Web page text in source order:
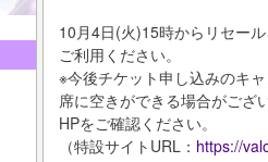
10月4日(火)15時からリセー
ご利用ください。
※今後チケット申し込みのキ
席に空きができる場合がござ
HPをご確認ください。
（特設サイトURL： https://